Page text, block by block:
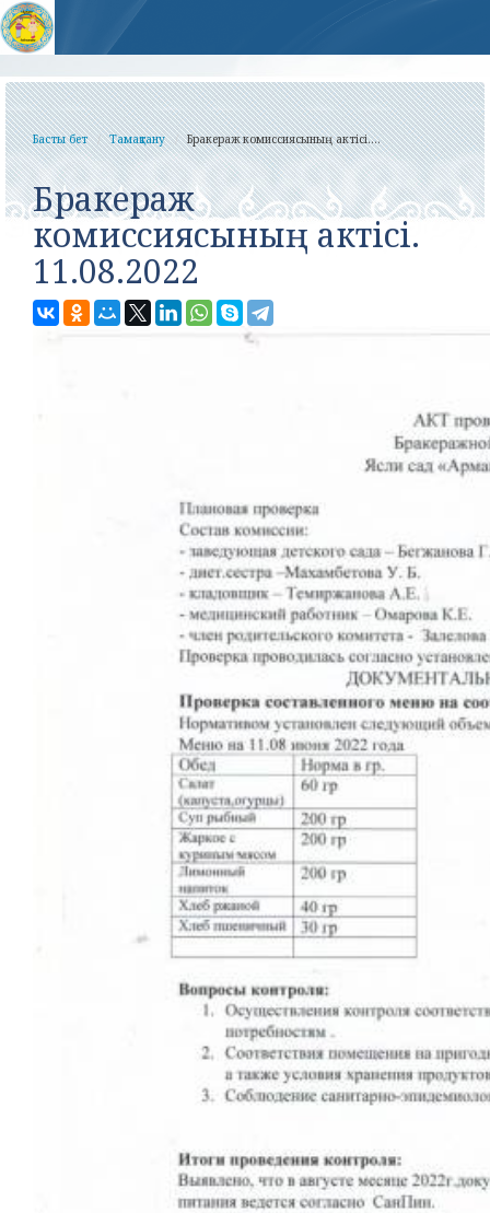
Басты бет Тамақтану Бракераж комиссиясының актісі....
Бракераж
комиссиясының актісі.
11.08.2022